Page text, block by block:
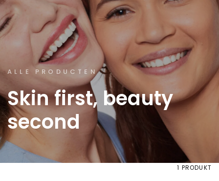
ALLE PRODUCTEN
Skinfirst, beauty
second
1 PRODUKT